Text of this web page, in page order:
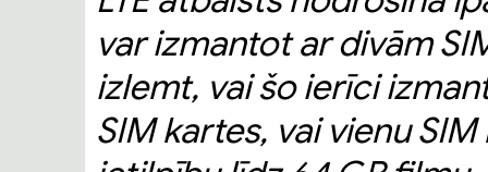
var izmantot ar divām
izlemt, vai šo ierīci
SIM kartes, vai vienu